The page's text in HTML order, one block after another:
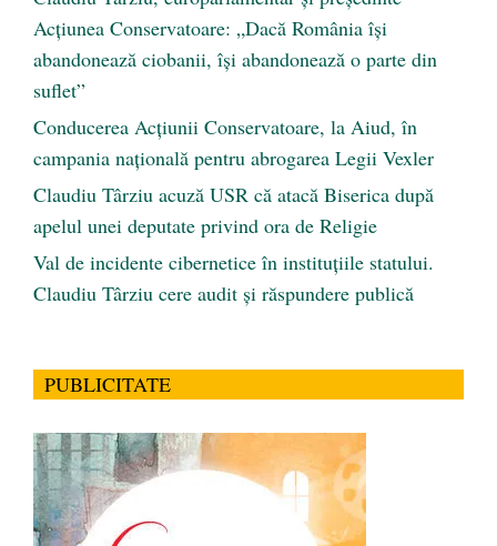
Acțiunea Conservatoare: „Dacă România își
abandonează ciobanii, își abandonează o parte din
suflet”
Conducerea Acțiunii Conservatoare, la Aiud, în
campania națională pentru abrogarea Legii Vexler
Claudiu Târziu acuză USR că atacă Biserica după
apelul unei deputate privind ora de Religie
Val de incidente cibernetice în instituțiile statului.
Claudiu Târziu cere audit și răspundere publică
PUBLICITATE